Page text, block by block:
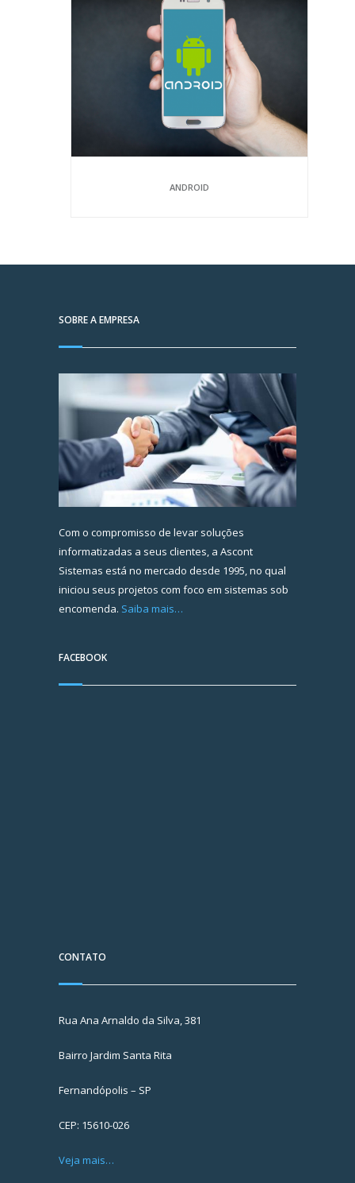
ANDROID
SOBRE A EMPRESA
Com o compromisso de levar soluções
informatizadas a seus clientes, a Ascont
Sistemas está no mercado desde 1995, no qual
iniciou seus projetos com foco em sistemas sob
encomenda. Saiba mais…
FACEBOOK
CONTATO
Rua Ana Arnaldo da Silva, 381
Bairro Jardim Santa Rita
Fernandópolis – SP
CEP: 15610-026
Veja mais…